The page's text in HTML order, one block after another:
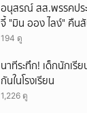
อนุสรณ์ สส.พรรคปร
จี้ "มิน ออง ไลง์" คื
194 ดู
นาทีระทึก! เด็กนักเรี
กันในโรงเรียน
1,226 ดู